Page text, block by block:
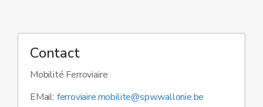
Contact
Mobilité Ferroviaire
EMail: ferroviaire.mobilite@spw.wallonie.be